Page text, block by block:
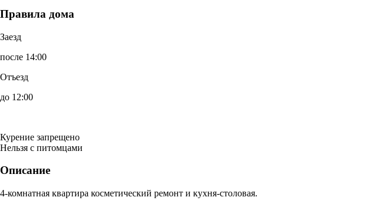
Правила дома
Заезд
после 14:00
Отъезд
до 12:00
Курение запрещено
Нельзя с питомцами
Описание
4-комнатная квартира косметический ремонт и кухня-столовая.